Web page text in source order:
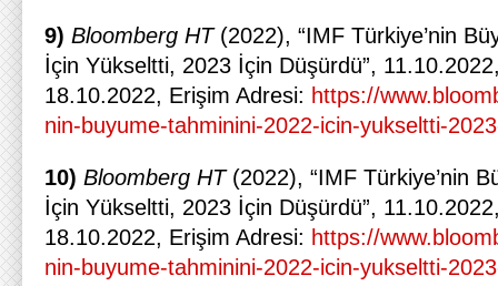
9) Bloomberg HT (2022), “IMF Türkiye’nin
İçin Yükseltti, 2023 İçin Düşürdü”,
18.10.2022, Erişim Adresi: https://
nin-buyume-tahminini-2022-icin-yukseltti-
10) Bloomberg HT (2022), “IMF Türkiye’nin
İçin Yükseltti, 2023 İçin Düşürdü”,
18.10.2022, Erişim Adresi: https://
nin-buyume-tahminini-2022-icin-yukseltti-